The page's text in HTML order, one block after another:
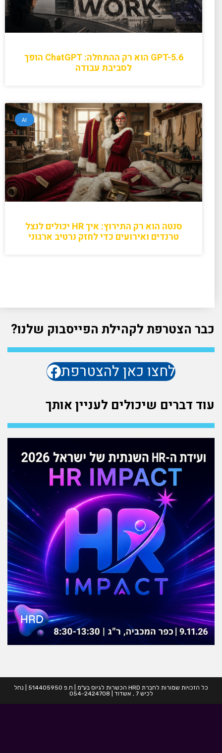
GPT-5.6 הוא רק ההתחלה: ChatGPT הופך
לסביבת עבודה
AI
סנטה הוא רק התירוץ: איך HR יכולים לנצל
טרנדים ואירועים כדי לחזק נרטיב ארגוני
כבר הצטרפת לקהילת הפייסבוק שלנו?
לחצו כאן להצטרפת
עוד דברים שיכולים לעניין אותך
כל הזכויות שמורות לחברת HRD הכשרות לגיוס בע"מ | ח.פ 514405950 | נחל
לכיש 7 , אשדוד | 054-2424708